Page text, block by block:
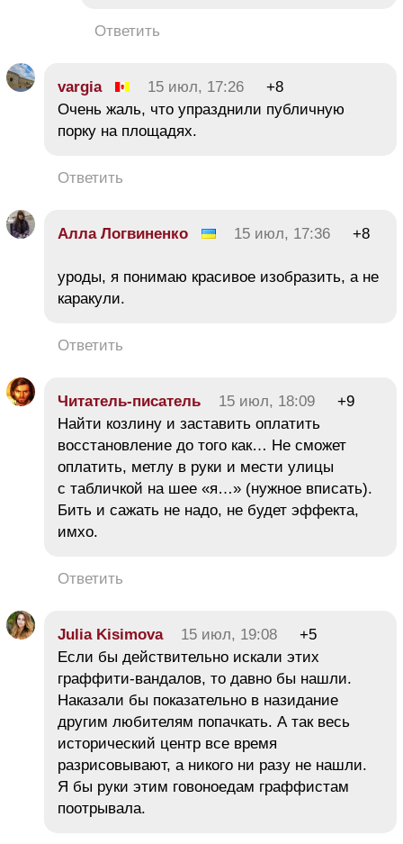
Ответить
vargia 15 июл, 17:26
+8
Очень жаль, что упразднили публичную
порку на площадях.
Ответить
Алла Логвиненко 15 июл, 17:36 +8
уроды, я понимаю красивое изобразить, а не
каракули.
Ответить
Читатель-писатель 15 июл, 18:09
+9
Найти козлину и заставить оплатить
восстановление до того как… Не сможет
оплатить, метлу в руки и мести улицы
с табличкой на шее «я…» (нужное вписать).
Бить и сажать не надо, не будет эффекта,
имхо.
Ответить
Julia Kisimova 15 июл, 19:08
+5
Если бы действительно искали этих
граффити-вандалов, то давно бы нашли.
Наказали бы показательно в назидание
другим любителям попачкать. А так весь
исторический центр все время
разрисовывают, а никого ни разу не нашли.
Я бы руки этим говоноедам граффистам
поотрывала.